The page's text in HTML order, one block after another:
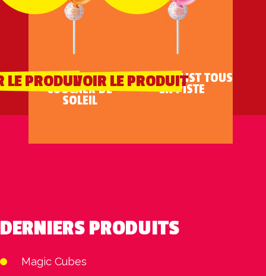
XXL PLAYLIST
COUCHER DE
SOLEIL
LE PRODUIT XXL PLAYLIST TOUS
EN PISTE
VOIR LE PRODUIT
DERNIERS PRODUITS
Magic Cubes